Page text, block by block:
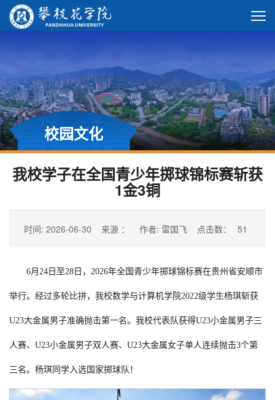
校园文化
我校学子在全国青少年掷球锦标赛斩获
1金3铜
时间: 2026-06-30 来源 ： 作者: 雷国飞 点击数： 51
6月24日至28日，2026年全国青少年掷球锦标赛在贵州省安顺市
举行。经过多轮比拼，我校数学与计算机学院2022级学生杨琪斩获
U23大金属男子准确抛击第一名。我校代表队获得U23小金属男子三
人赛、U23小金属男子双人赛、U23大金属女子单人连续抛击3个第
三名。杨琪同学入选国家掷球队！